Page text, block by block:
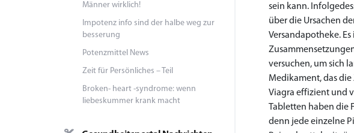
Männer wirklich!
Impotenz info sind der halbe weg zur
besserung
Potenzmittel News
Zeit für Persönliches – Teil
Broken- heart -syndrome: wenn
liebeskummer krank macht
sein kann.
über die Ursachen
Versandapotheke.
versuchen, um sich
Medikament, das die
Viagra effizient und
Tabletten haben die
denn jede einzelne